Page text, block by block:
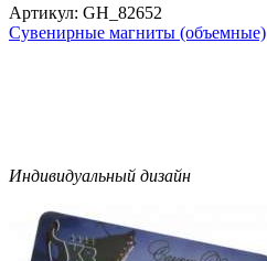
Артикул: GH_82652
Сувенирные магниты (объемные)
Индивидуальный дизайн